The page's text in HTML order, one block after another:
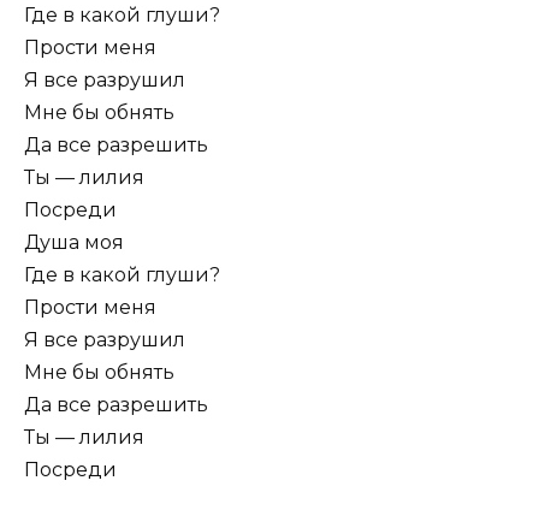
Где в какой глуши?
Прости меня
Я все разрушил
Мне бы обнять
Да все разрешить
Ты — лилия
Посреди
Душа моя
Где в какой глуши?
Прости меня
Я все разрушил
Мне бы обнять
Да все разрешить
Ты — лилия
Посреди